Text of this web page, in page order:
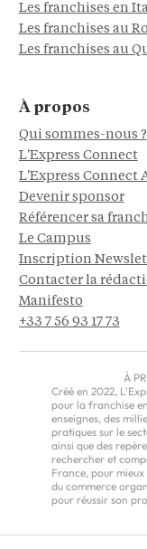
Les franchises en
Les franchises au
Les franchises au
À propos
Qui sommes-nous ?
L'Express Connect
L'Express Connect
Devenir sponsor
Référencer sa
Le Campus
Inscription
Contacter la
Manifesto
+33 7 56 93 17 73
À
Créé en 2022,
pour la franchise
enseignes, des
pratiques sur le
ainsi que des
rechercher et
France, pour
du commerce
pour réussir son